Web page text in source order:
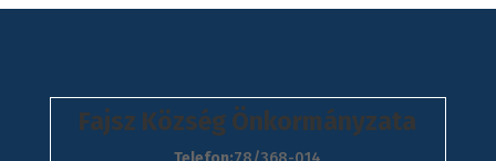
Fajsz Község Önkormányzata